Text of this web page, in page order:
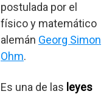
postulada por el
físico y matemático
alemán Georg Simon
Ohm.
Es una de las leyes